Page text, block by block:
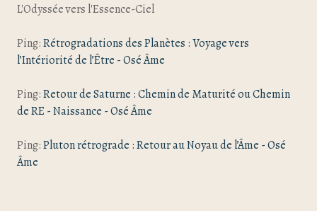
L'Odyssée vers l'Essence-Ciel
Ping:Rétrogradations des Planètes : Voyage vers
l’Intériorité de l’Être - Osé Âme
Ping:Retour de Saturne : Chemin de Maturité ou Chemin
de RE - Naissance - Osé Âme
Ping:Pluton rétrograde : Retour au Noyau de l’Âme - Osé
Âme